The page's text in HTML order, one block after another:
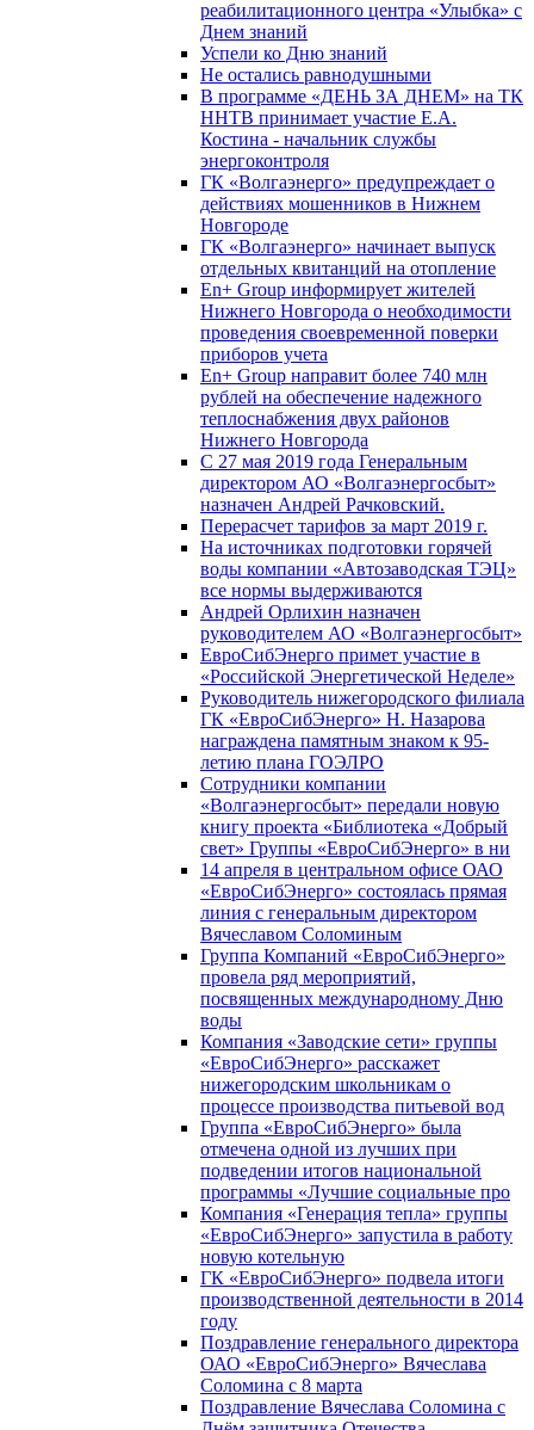
реабилитационного центра «Улыбка» с
Днем знаний
Успели ко Дню знаний
Не остались равнодушными
В программе «ДЕНЬ ЗА ДНЕМ» на ТК
ННТВ принимает участие Е.А.
Костина - начальник службы
энергоконтроля
ГК «Волгаэнерго» предупреждает о
действиях мошенников в Нижнем
Новгороде
ГК «Волгаэнерго» начинает выпуск
отдельных квитанций на отопление
En+ Group информирует жителей
Нижнего Новгорода о необходимости
проведения своевременной поверки
приборов учета
En+ Group направит более 740 млн
рублей на обеспечение надежного
теплоснабжения двух районов
Нижнего Новгорода
С 27 мая 2019 года Генеральным
директором АО «Волгаэнергосбыт»
назначен Андрей Рачковский.
Перерасчет тарифов за март 2019 г.
На источниках подготовки горячей
воды компании «Автозаводская ТЭЦ»
все нормы выдерживаются
Андрей Орлихин назначен
руководителем АО «Волгаэнергосбыт»
ЕвроСибЭнерго примет участие в
«Российской Энергетической Неделе»
Руководитель нижегородского филиала
ГК «ЕвроСибЭнерго» Н. Назарова
награждена памятным знаком к 95-
летию плана ГОЭЛРО
Сотрудники компании
«Волгаэнергосбыт» передали новую
книгу проекта «Библиотека «Добрый
свет» Группы «ЕвроСибЭнерго» в ни
14 апреля в центральном офисе ОАО
«ЕвроСибЭнерго» состоялась прямая
линия с генеральным директором
Вячеславом Соломиным
Группа Компаний «ЕвроСибЭнерго»
провела ряд мероприятий,
посвященных международному Дню
воды
Компания «Заводские сети» группы
«ЕвроСибЭнерго» расскажет
нижегородским школьникам о
процессе производства питьевой вод
Группа «ЕвроСибЭнерго» была
отмечена одной из лучших при
подведении итогов национальной
программы «Лучшие социальные про
Компания «Генерация тепла» группы
«ЕвроСибЭнерго» запустила в работу
новую котельную
ГК «ЕвроСибЭнерго» подвела итоги
производственной деятельности в 2014
году
Поздравление генерального директора
ОАО «ЕвроСибЭнерго» Вячеслава
Соломина с 8 марта
Поздравление Вячеслава Соломина с